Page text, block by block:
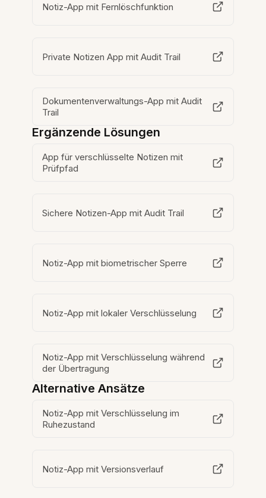
Notiz-App mit Fernlöschfunktion
Private Notizen App mit Audit Trail
Dokumentenverwaltungs-App mit Audit
Trail
Ergänzende Lösungen
App für verschlüsselte Notizen mit
Prüfpfad
Sichere Notizen-App mit Audit Trail
Notiz-App mit biometrischer Sperre
Notiz-App mit lokaler Verschlüsselung
Notiz-App mit Verschlüsselung während
der Übertragung
Alternative Ansätze
Notiz-App mit Verschlüsselung im
Ruhezustand
Notiz-App mit Versionsverlauf